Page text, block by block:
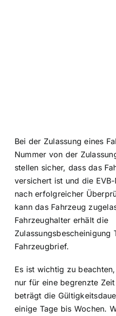
Bei der Zulassung eines
Nummer von der
stellen sicher, dass das
versichert ist und die
nach erfolgreicher
kann das Fahrzeug
Fahrzeughalter erhält die
Zulassungsbescheinigung
Fahrzeugbrief.
Es ist wichtig zu
nur für eine begrenzte
beträgt die
einige Tage bis Wochen.